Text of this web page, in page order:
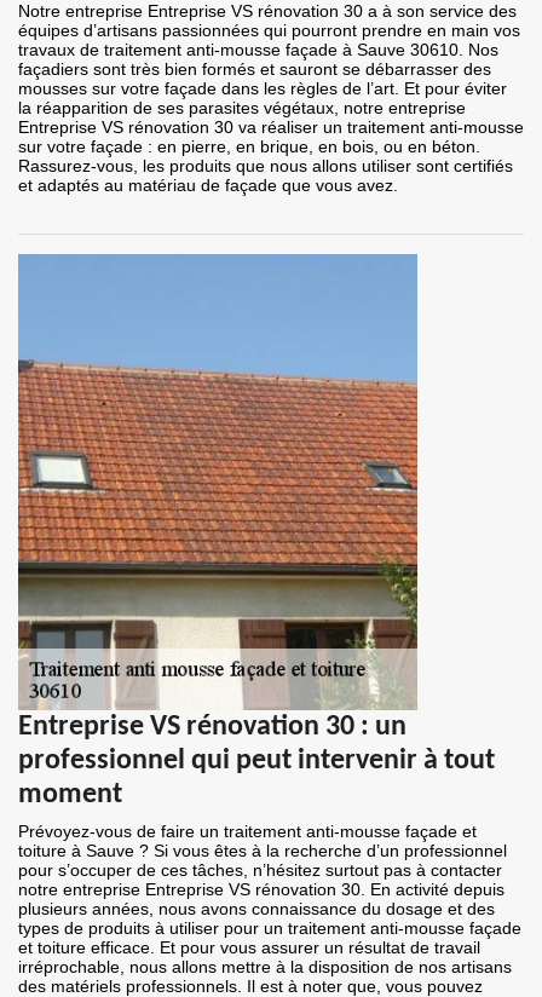
Notre entreprise Entreprise VS rénovation 30 a à son service des
équipes d’artisans passionnées qui pourront prendre en main vos
travaux de traitement anti-mousse façade à Sauve 30610. Nos
façadiers sont très bien formés et sauront se débarrasser des
mousses sur votre façade dans les règles de l’art. Et pour éviter
la réapparition de ses parasites végétaux, notre entreprise
Entreprise VS rénovation 30 va réaliser un traitement anti-mousse
sur votre façade : en pierre, en brique, en bois, ou en béton.
Rassurez-vous, les produits que nous allons utiliser sont certifiés
et adaptés au matériau de façade que vous avez.
Entreprise VS rénovation 30 : un
professionnel qui peut intervenir à tout
moment
Prévoyez-vous de faire un traitement anti-mousse façade et
toiture à Sauve ? Si vous êtes à la recherche d’un professionnel
pour s’occuper de ces tâches, n’hésitez surtout pas à contacter
notre entreprise Entreprise VS rénovation 30. En activité depuis
plusieurs années, nous avons connaissance du dosage et des
types de produits à utiliser pour un traitement anti-mousse façade
et toiture efficace. Et pour vous assurer un résultat de travail
irréprochable, nous allons mettre à la disposition de nos artisans
des matériels professionnels. Il est à noter que, vous pouvez